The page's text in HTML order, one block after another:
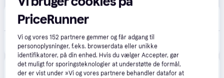
CS MEGASTORE
Fri fragt, 4-5 dage
(ComputerSalg) Shure SM7B - Mikrofon - mørkegrå
Eller 3 betalinger af 1.015 kr.
Proshop.dk 4.8(1280)
Fri fragt,1-2 dage
PriceRunner
Vi og vores152 partnere gemmer og får adgang til
personoplysninger, f.eks. browserdata eller unikke
identifikatorer, på din enhed. Hvis du vælger Accepter, gør
det muligt for sporingsteknologier at understøtte de formål,
der er vist under »Vi og vores partnere behandler datafor at